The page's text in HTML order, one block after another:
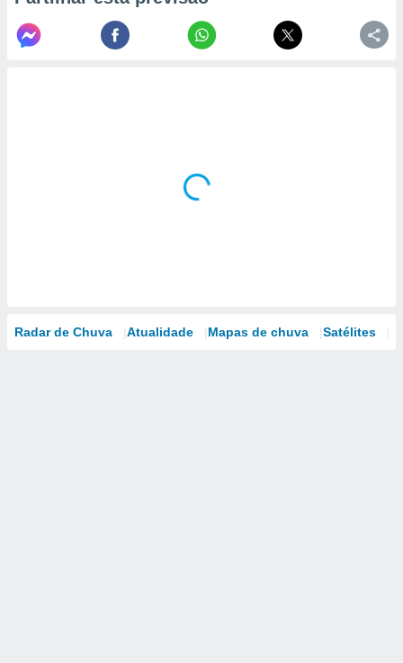
Radar de Chuva Atualidade Mapas de chuva Satélites